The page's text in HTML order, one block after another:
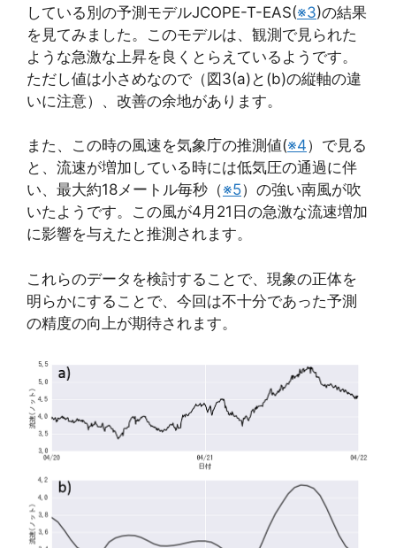
している別の予測モデルJCOPE-T-EAS(※3)の結果
を見てみました。このモデルは、観測で見られた
ような急激な上昇を良くとらえているようです。
ただし値は小さめなので（図3(a)と(b)の縦軸の違
いに注意）、改善の余地があります。
また、この時の風速を気象庁の推測値(※4）で見る
と、流速が増加している時には低気圧の通過に伴
い、最大約18メートル毎秒（※5）の強い南風が吹
いたようです。この風が4月21日の急激な流速増加
に影響を与えたと推測されます。
これらのデータを検討することで、現象の正体を
明らかにすることで、今回は不十分であった予測
の精度の向上が期待されます。